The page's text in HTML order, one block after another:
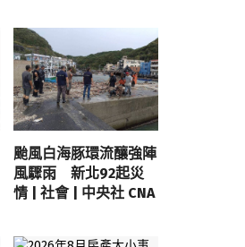
颱風白海豚環流釀強陣
風驟雨 新北92起災
情 | 社會 | 中央社 CNA